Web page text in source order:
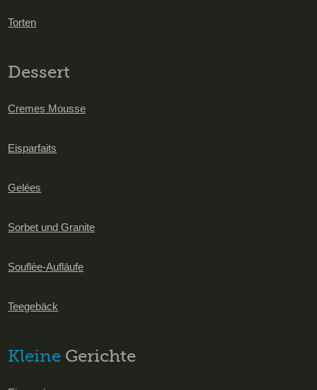
Torten
Dessert
Cremes Mousse
Eisparfaits
Gelées
Sorbet und Granite
Souflèe-Aufläufe
Teegebäck
Kleine Gerichte